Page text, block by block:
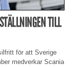
TILL
för att Sverige
medverkar Scania